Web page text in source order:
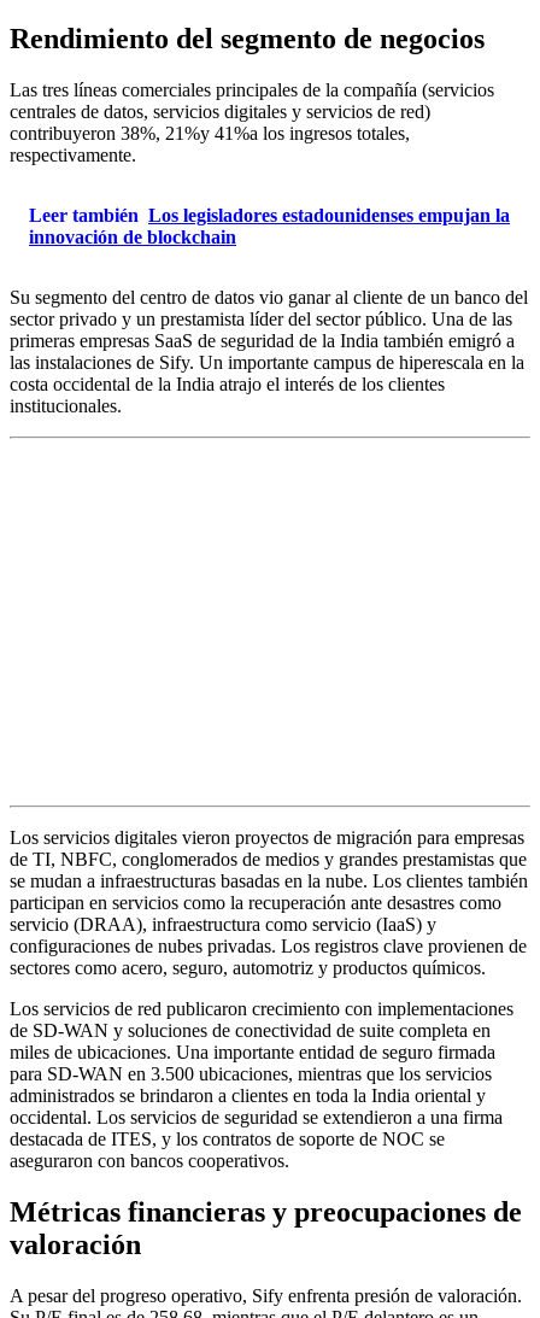
Rendimiento del segmento de negocios
Las tres líneas comerciales principales de la compañía (servicios
centrales de datos, servicios digitales y servicios de red)
contribuyeron 38%, 21%y 41%a los ingresos totales,
respectivamente.
Leer también Los legisladores estadounidenses empujan la
innovación de blockchain
Su segmento del centro de datos vio ganar al cliente de un banco del
sector privado y un prestamista líder del sector público. Una de las
primeras empresas SaaS de seguridad de la India también emigró a
las instalaciones de Sify. Un importante campus de hiperescala en la
costa occidental de la India atrajo el interés de los clientes
institucionales.
Los servicios digitales vieron proyectos de migración para empresas
de TI, NBFC, conglomerados de medios y grandes prestamistas que
se mudan a infraestructuras basadas en la nube. Los clientes también
participan en servicios como la recuperación ante desastres como
servicio (DRAA), infraestructura como servicio (IaaS) y
configuraciones de nubes privadas. Los registros clave provienen de
sectores como acero, seguro, automotriz y productos químicos.
Los servicios de red publicaron crecimiento con implementaciones
de SD-WAN y soluciones de conectividad de suite completa en
miles de ubicaciones. Una importante entidad de seguro firmada
para SD-WAN en 3.500 ubicaciones, mientras que los servicios
administrados se brindaron a clientes en toda la India oriental y
occidental. Los servicios de seguridad se extendieron a una firma
destacada de ITES, y los contratos de soporte de NOC se
aseguraron con bancos cooperativos.
Métricas financieras y preocupaciones de
valoración
A pesar del progreso operativo, Sify enfrenta presión de valoración.